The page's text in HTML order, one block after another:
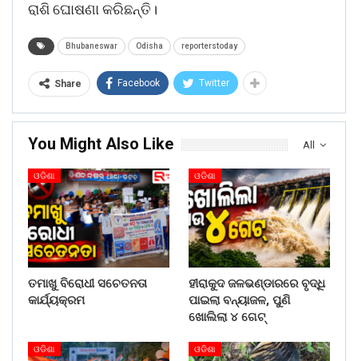
ରାଶି ଘୋଷଣା କରିଛନ୍ତି।
Bhubaneswar Odisha reporterstoday
Share Facebook Twitter
All
You Might Also Like
ଓଡିଶା
ତମାଖୁ ବିରୋଧୀ ସଚେତନତା
କାର୍ଯ୍ୟକ୍ରମ
ଓଡିଶା
ହୀରାକୁଦ ଜଳଭଣ୍ଡାରରେ ବୃଦ୍ଧି
ପାଇଲା ବନ୍ୟାଜଳ, ପୁଣି
ଖୋଲିଲା ୪ ଗେଟ୍
ଓଡିଶା ଓଡିଶା